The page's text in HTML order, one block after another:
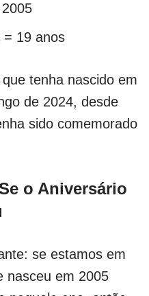
= 19 anos
tenha nascido em
de 2024, desde
sido comemorado
o Aniversário
se estamos em
nasceu em 2005